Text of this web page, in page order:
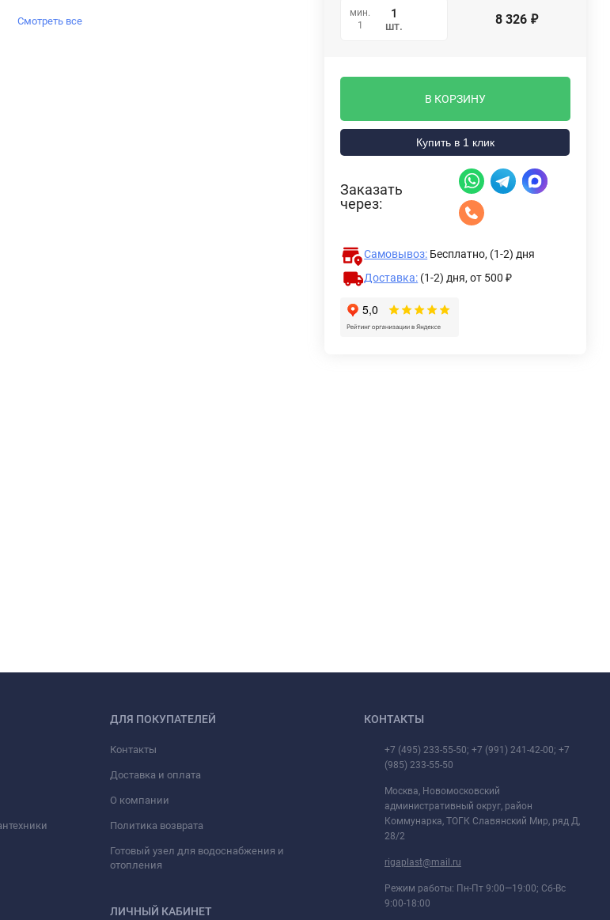
Смотреть все
мин.
1
шт. 8 326 ₽
В КОРЗИНУ
Купить в 1 клик
Заказать
через:
Самовывоз: Бесплатно, (1-2) дня
Доставка: (1-2) дня,от 500 ₽
ДЛЯ ПОКУПАТЕЛЕЙ
Контакты
Доставка и оплата
О компании
Политика возврата
Готовый узел для водоснабжения и
отопления
ЛИЧНЫЙ КАБИНЕТ
КОНТАКТЫ
+7 (495) 233-55-50; +7 (991) 241-42-00; +7
(985) 233-55-50
Москва, Новомосковский
административный округ, район
Коммунарка, ТОГК Славянский Мир, ряд Д,
28/2
rigaplast@mail.ru
Режим работы: Пн-Пт 9:00—19:00; Сб-Вс
9:00-18:00